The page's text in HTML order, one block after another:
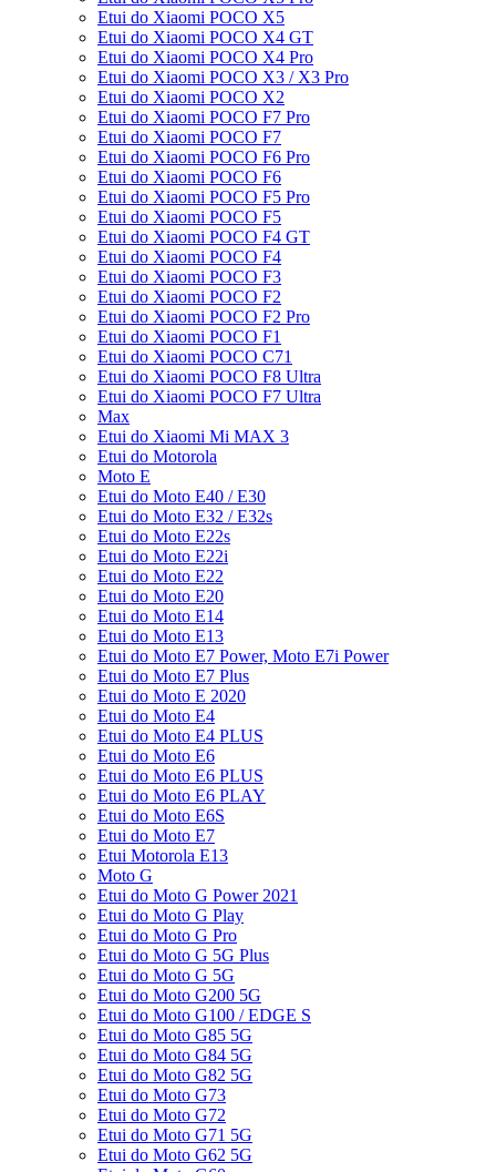
Etui do Xiaomi POCO X5
Etui do Xiaomi POCO X4 GT
Etui do Xiaomi POCO X4 Pro
Etui do Xiaomi POCO X3 / X3 Pro
Etui do Xiaomi POCO X2
Etui do Xiaomi POCO F7 Pro
Etui do Xiaomi POCO F7
Etui do Xiaomi POCO F6 Pro
Etui do Xiaomi POCO F6
Etui do Xiaomi POCO F5 Pro
Etui do Xiaomi POCO F5
Etui do Xiaomi POCO F4 GT
Etui do Xiaomi POCO F4
Etui do Xiaomi POCO F3
Etui do Xiaomi POCO F2
Etui do Xiaomi POCO F2 Pro
Etui do Xiaomi POCO F1
Etui do Xiaomi POCO C71
Etui do Xiaomi POCO F8 Ultra
Etui do Xiaomi POCO F7 Ultra
Max
Etui do Xiaomi Mi MAX 3
Etui do Motorola
Moto E
Etui do Moto E40 / E30
Etui do Moto E32 / E32s
Etui do Moto E22s
Etui do Moto E22i
Etui do Moto E22
Etui do Moto E20
Etui do Moto E14
Etui do Moto E13
Etui do Moto E7 Power, Moto E7i Power
Etui do Moto E7 Plus
Etui do Moto E 2020
Etui do Moto E4
Etui do Moto E4 PLUS
Etui do Moto E6
Etui do Moto E6 PLUS
Etui do Moto E6 PLAY
Etui do Moto E6S
Etui do Moto E7
Etui Motorola E13
Moto G
Etui do Moto G Power 2021
Etui do Moto G Play
Etui do Moto G Pro
Etui do Moto G 5G Plus
Etui do Moto G 5G
Etui do Moto G200 5G
Etui do Moto G100 / EDGE S
Etui do Moto G85 5G
Etui do Moto G84 5G
Etui do Moto G82 5G
Etui do Moto G73
Etui do Moto G72
Etui do Moto G71 5G
Etui do Moto G62 5G